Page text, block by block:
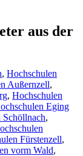
aus der
, Hochschulen
Außernzell,
, Hochschulen
Eging
Schöllnach,
Fürstenzell,
vorm Wald,